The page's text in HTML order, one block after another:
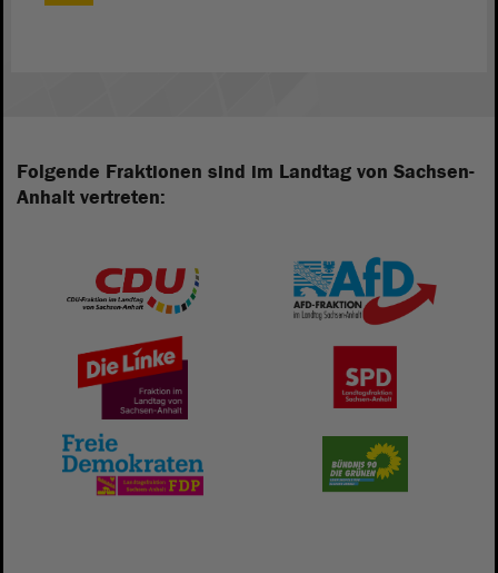
Folgende Fraktionen sind im Landtag von Sachsen-
Anhalt vertreten: